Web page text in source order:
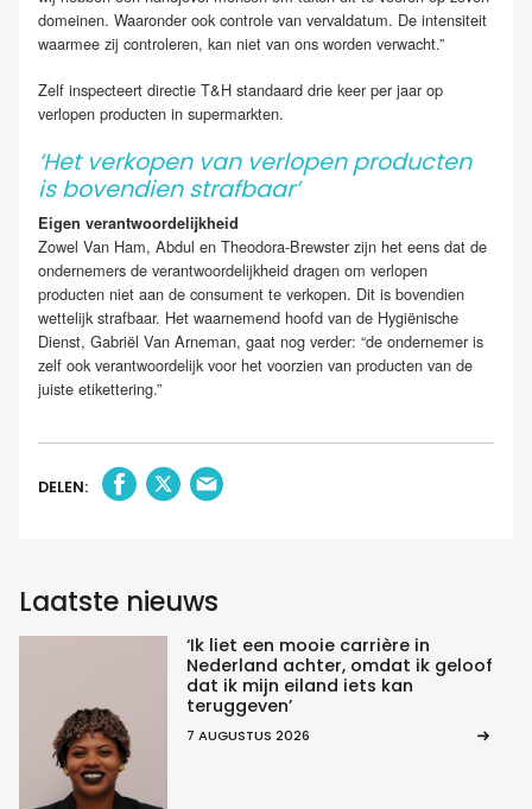
domeinen. Waaronder ook controle van vervaldatum. De intensiteit
waarmee zij controleren, kan niet van ons worden verwacht.”
Zelf inspecteert directie T&H standaard drie keer per jaar op
verlopen producten in supermarkten.
‘Het verkopen van verlopen producten
is bovendien strafbaar’
Eigen verantwoordelijkheid
Zowel Van Ham, Abdul en Theodora-Brewster zijn het eens dat de
ondernemers de verantwoordelijkheid dragen om verlopen
producten niet aan de consument te verkopen. Dit is bovendien
wettelijk strafbaar. Het waarnemend hoofd van de Hygiënische
Dienst, Gabriël Van Arneman, gaat nog verder: “de ondernemer is
zelf ook verantwoordelijk voor het voorzien van producten van de
juiste etikettering.”
DELEN:
Laatste nieuws
‘Ik liet een mooie carrière in
Nederland achter, omdat ik geloof
dat ik mijn eiland iets kan
teruggeven’
7 AUGUSTUS 2026